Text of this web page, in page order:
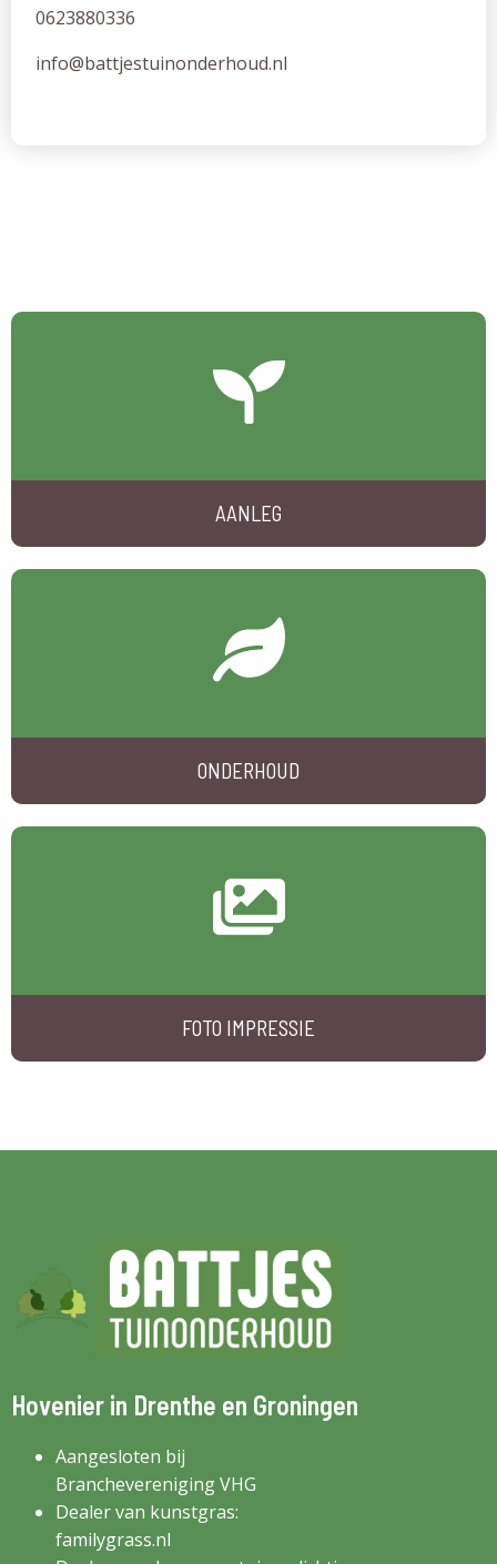
0623880336
info@battjestuinonderhoud.nl
AANLEG
ONDERHOUD
FOTO IMPRESSIE
Hovenier in Drenthe en Groningen
Aangesloten bij
Branchevereniging VHG
Dealer van kunstgras:
familygrass.nl